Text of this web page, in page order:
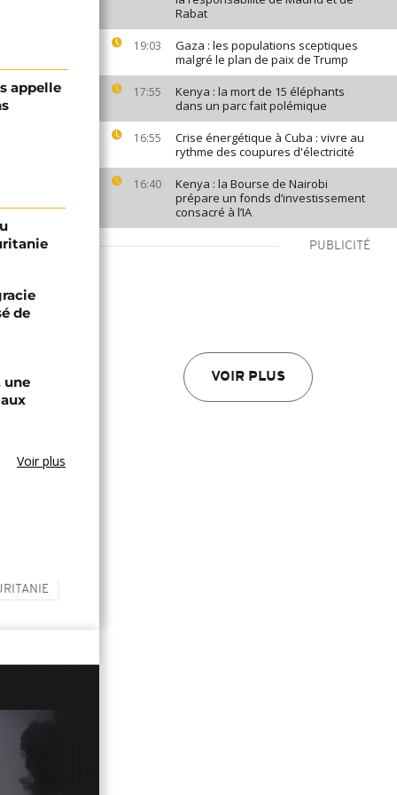
Rabat
19:03
Gaza : les populations sceptiques
malgré le plan de paix de Trump
17:55
Kenya : la mort de 15 éléphants
dans un parc fait polémique
16:55
Crise énergétique à Cuba : vivre au
rythme des coupures d'électricité
16:40
Kenya : la Bourse de Nairobi
prépare un fonds d’investissement
consacré à l’IA
PUBLICITÉ
VOIR PLUS
appelle
de
une
Voir plus